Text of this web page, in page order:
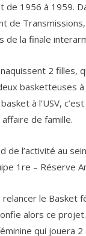
de 1956 à 1959.
de
de la finale
2 filles,
basketteuses à
à l’USV,
de famille.
de l’activité au
1re – Réserve
le Basket
alors ce
qui jouera 2